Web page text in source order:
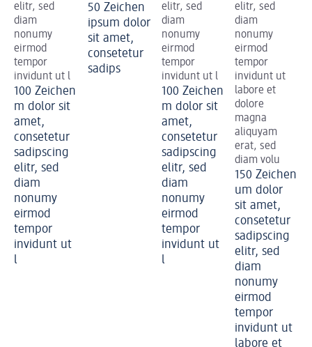
elitr, sed
diam
nonumy
eirmod
tempor
invidunt ut l
100 Zeichen
m dolor sit
amet,
consetetur
sadipscing
elitr, sed
diam
nonumy
eirmod
tempor
invidunt ut
l
50 Zeichen
ipsum dolor
sit amet,
consetetur
sadips
elitr, sed
diam
nonumy
eirmod
tempor
invidunt ut l
100 Zeichen
m dolor sit
amet,
consetetur
sadipscing
elitr, sed
diam
nonumy
eirmod
tempor
invidunt ut
l
elitr, sed
diam
nonumy
eirmod
tempor
invidunt ut
labore et
dolore
magna
aliquyam
erat, sed
diam volu
150 Zeichen
um dolor
sit amet,
consetetur
sadipscing
elitr, sed
diam
nonumy
eirmod
tempor
invidunt ut
labore et